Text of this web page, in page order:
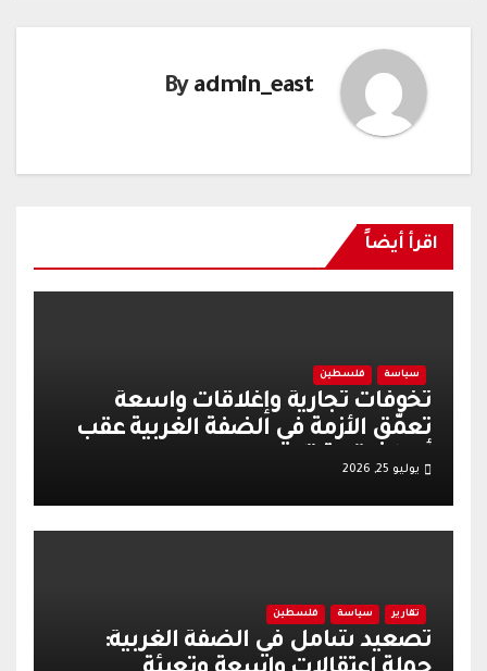
By admin_east
اقرأ أيضاً
سياسة فلسطين
تخوفات تجارية وإغلاقات واسعة
تعمّق الأزمة في الضفة الغربية عقب
أحداث قرية تل
يوليو 25, 2026
تقارير سياسة فلسطين
تصعيد شامل في الضفة الغربية: